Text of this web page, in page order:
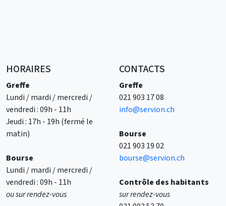
HORAIRES
Greffe
Lundi / mardi / mercredi /
vendredi : 09h - 11h
Jeudi : 17h - 19h (fermé le
matin)
Bourse
Lundi / mardi / mercredi /
vendredi : 09h - 11h
ou sur rendez-vous
CONTACTS
Greffe
021 903 17 08
info@servion.ch
Bourse
021 903 19 02
bourse@servion.ch
Contrôle des habitants
sur rendez-vous